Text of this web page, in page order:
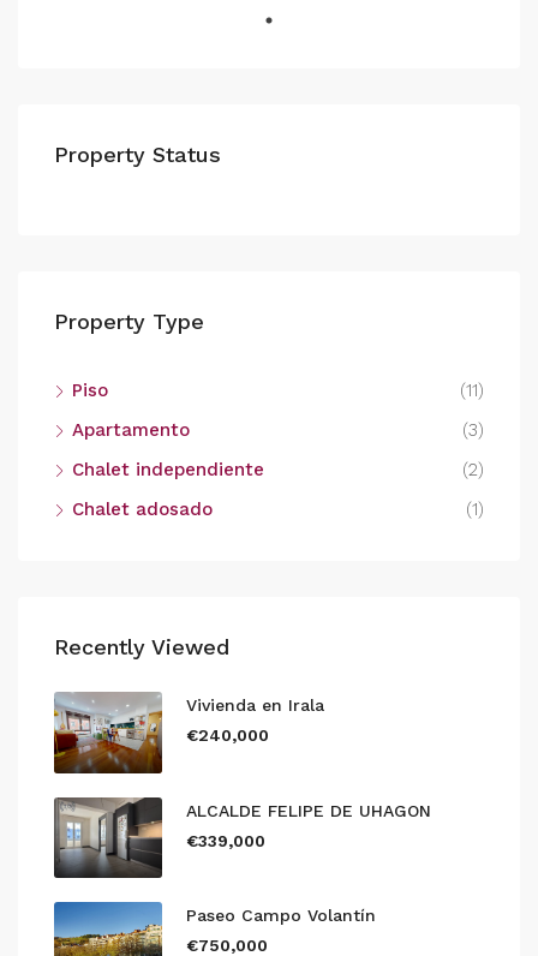
Property Status
Property Type
Piso
(11)
Apartamento
(3)
Chalet independiente
(2)
Chalet adosado
(1)
Recently Viewed
Vivienda en Irala
€240,000
ALCALDE FELIPE DE UHAGON
€339,000
Paseo Campo Volantín
€750,000